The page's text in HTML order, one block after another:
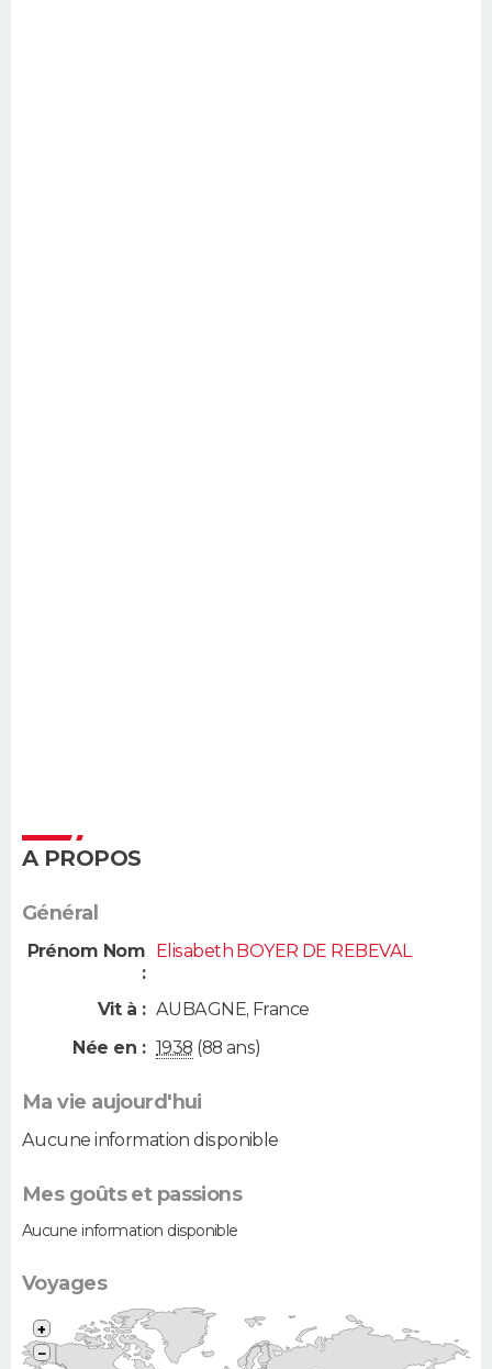
A PROPOS
Général
Prénom Nom
:
Elisabeth BOYER DE REBEVAL
Vit à : AUBAGNE, France
Née en : 1938 (88 ans)
Ma vie aujourd'hui
Aucune information disponible
Mes goûts et passions
Aucune information disponible
Voyages
+
−